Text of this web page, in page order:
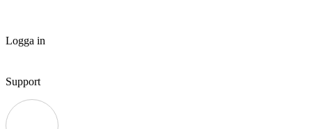
Logga in
Support